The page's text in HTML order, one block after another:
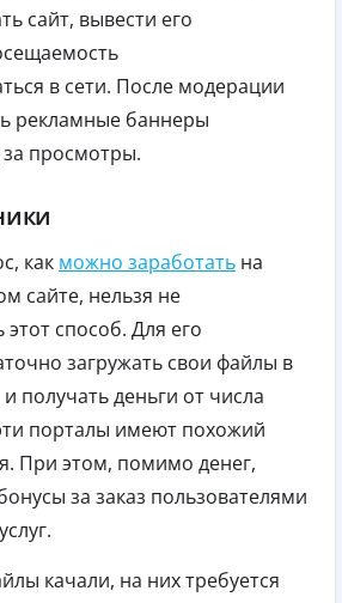
сайт, вывести его
в сети. После модерации
рекламные баннеры
просмотры.
как можно заработать на
сайте, нельзя не
способ. Для его
загружать свои файлы в
получать деньги от числа
порталы имеют похожий
При этом, помимо денег,
за заказ пользователями
качали, на них требуется